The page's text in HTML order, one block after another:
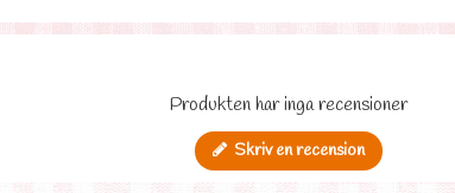
Produkten har inga recensioner
Skriv en recension